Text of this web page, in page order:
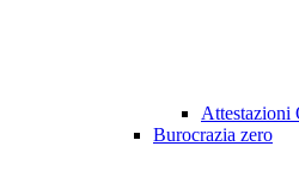
Attestazioni
Burocrazia zero